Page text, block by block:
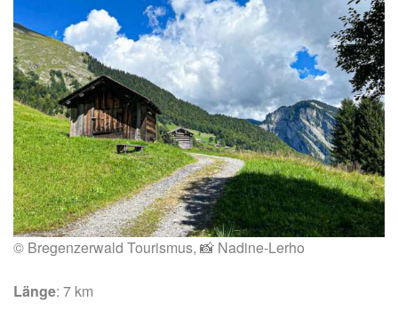
© Bregenzerwald Tourismus, 📸 Nadine-Lerho
Länge: 7 km